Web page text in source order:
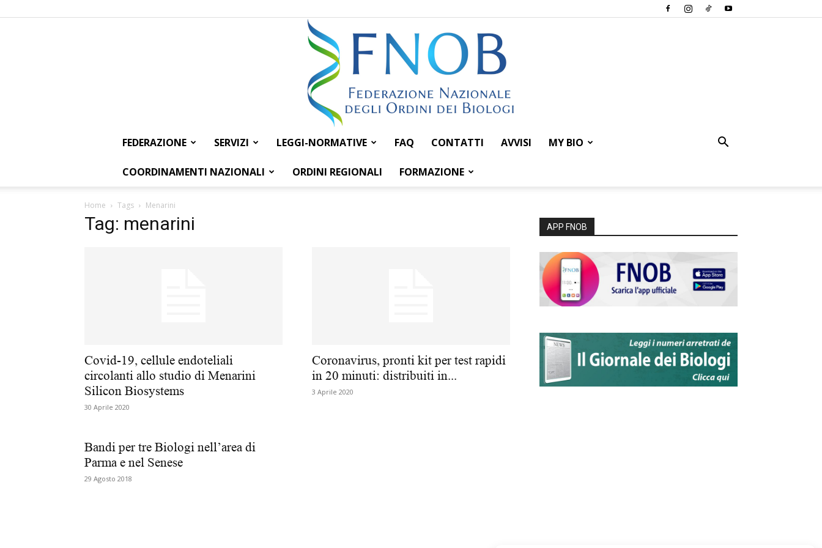
Federazione
FEDERAZIONE SERVIZI LEGGI-NORMATIVE FAQ CONTATTI AVVISI MY BIO
COORDINAMENTI NAZIONALI ORDINI REGIONALI FORMAZIONE
Home Tags Menarini
Tag: menarini
Covid-19, cellule endoteliali
circolanti allo studio di Menarini
Silicon Biosystems
30 Aprile 2020
Coronavirus, pronti kit per test rapidi
in 20 minuti: distribuiti in...
3 Aprile 2020
Bandi per tre Biologi nell’area di
Parma e nel Senese
29 Agosto 2018
APP FNOB